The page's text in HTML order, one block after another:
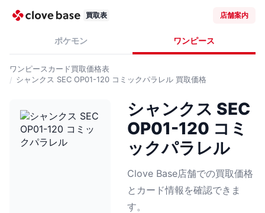
買取表 店舗案内
ポケモン ワンピース
ワンピースカード買取価格表
シャンクス SEC OP01-120 コミックパラレル 買取価格
シャンクス SEC
OP01-120 コミ
ックパラレル
Clove Base店舗での買取価格
とカード情報を確認できま
す。